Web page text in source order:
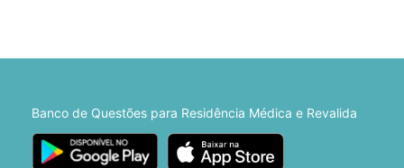
Banco de Questões para Residência Médica e Revalida